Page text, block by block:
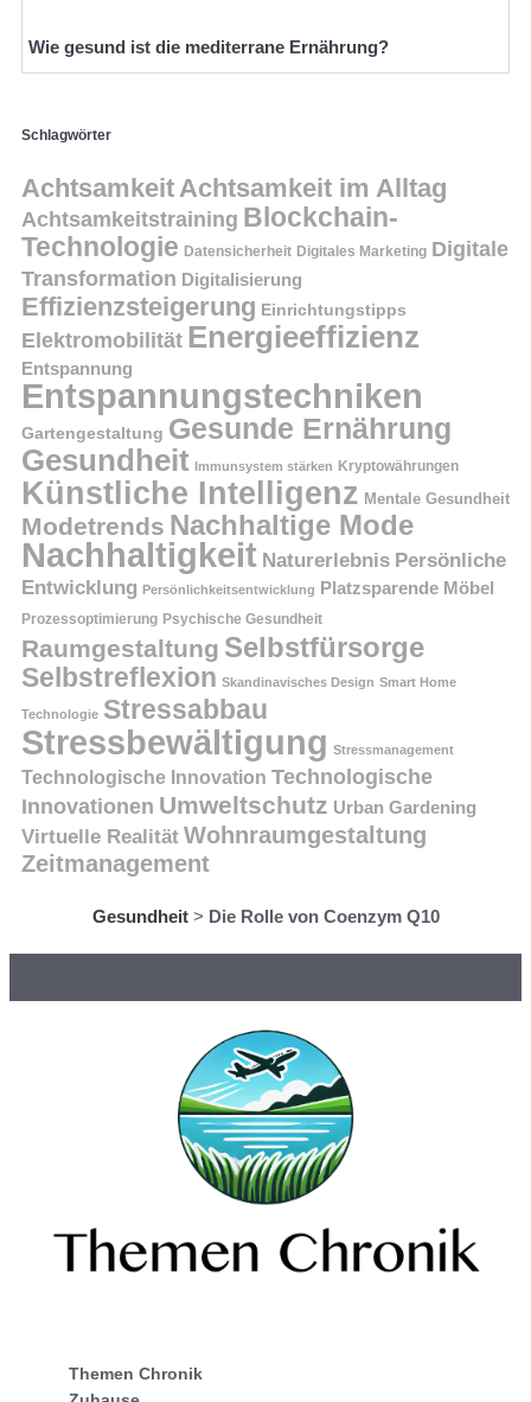
Wie gesund ist die mediterrane Ernährung?
Schlagwörter
Achtsamkeit Achtsamkeit im Alltag
Achtsamkeitstraining Blockchain-
Technologie Datensicherheit Digitales Marketing Digitale
Transformation Digitalisierung
Effizienzsteigerung Einrichtungstipps
Elektromobilität Energieeffizienz
Entspannung
Entspannungstechniken
Gartengestaltung Gesunde Ernährung
Gesundheit Immunsystem stärken Kryptowährungen
Künstliche Intelligenz Mentale Gesundheit
Modetrends Nachhaltige Mode
Nachhaltigkeit Naturerlebnis Persönliche
Entwicklung Persönlichkeitsentwicklung Platzsparende Möbel
Prozessoptimierung Psychische Gesundheit
Raumgestaltung Selbstfürsorge
Selbstreflexion Skandinavisches Design Smart Home
Technologie Stressabbau
Stressbewältigung Stressmanagement
Technologische Innovation Technologische
Innovationen Umweltschutz Urban Gardening
Virtuelle Realität Wohnraumgestaltung
Zeitmanagement
Gesundheit> Die Rolle von Coenzym Q10
Themen Chronik